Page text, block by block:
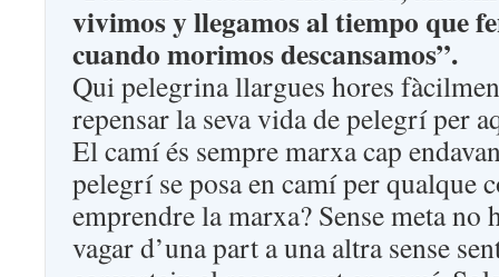
vivimos y llegamos al tiempo que
cuando morimos descansamos”.
Qui pelegrina llargues hores
repensar la seva vida de pelegrí per
El camí és sempre marxa cap
pelegrí se posa en camí per qualque
emprendre la marxa? Sense meta no
vagar d’una part a una altra sense